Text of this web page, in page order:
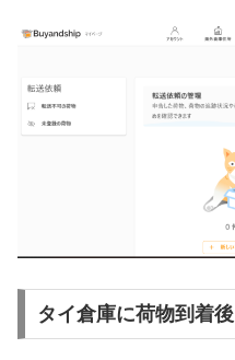
タイ倉庫に荷物到着後